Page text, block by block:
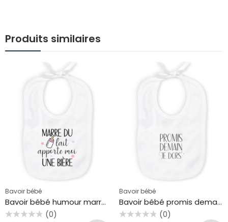
Produits similaires
Bavoir bébé
Bavoir bébé humour marre du lait, apporte moi une bière
(0)
Bavoir bébé
Bavoir bébé promis demain je dors
(0)